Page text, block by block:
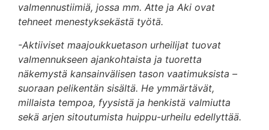
valmennustiimiä, jossa mm. Atte ja Aki ovat
tehneet menestyksekästä työtä.
-Aktiiviset maajoukkuetason urheilijat tuovat
valmennukseen ajankohtaista ja tuoretta
näkemystä kansainvälisen tason vaatimuksista –
suoraan pelikentän sisältä. He ymmärtävät,
millaista tempoa, fyysistä ja henkistä valmiutta
sekä arjen sitoutumista huippu-urheilu edellyttää.